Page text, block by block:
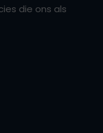
die ons als